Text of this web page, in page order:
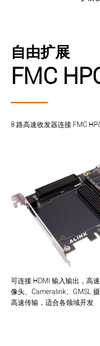
自由扩展
FMC
8 路高速收发器连接 FMC
可连接 HDMI 输入输出，高
像头、Cameralink、GMSL
高速传输，适合各领域开发